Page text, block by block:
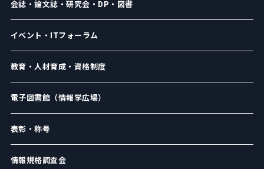
会誌・論文誌・研究会・DP・図書
イベント・ITフォーラム
教育・人材育成・資格制度
電子図書館（情報学広場）
表彰・称号
情報規格調査会